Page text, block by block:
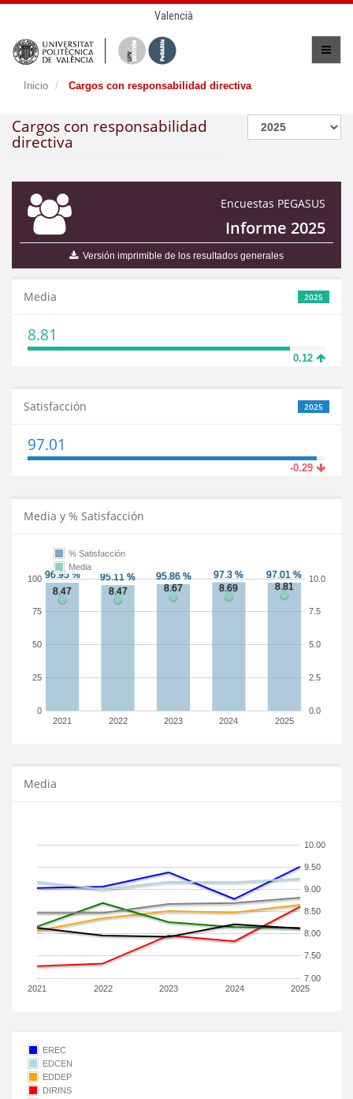
Valencià
Inicio Cargos con responsabilidad directiva
Cargos con responsabilidad
directiva
Encuestas PEGASUS
Informe 2025
Versión imprimible de los resultados generales
2025
Media
8.81
0.12
2025
Satisfacción
97.01
-0.29
Media y % Satisfacción
2021 2022 2023 2024 2025
0
25
50
75
100
0.0
2.5
5.0
7.5
10.0
% Satisfacción
Media
Media
2021 2022 2023 2024 2025
7.00
7.50
8.00
8.50
9.00
9.50
10.00
EREC
EDCEN
EDDEP
DIRINS